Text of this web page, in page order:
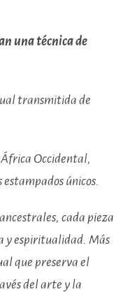
una técnica de
transmitida de
Occidental,
únicos.
cada pieza
y espiritualidad. Más
que preserva el
del arte y la